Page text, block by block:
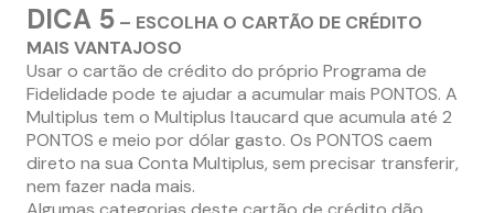
DICA 5 – ESCOLHA O CARTÃO DE CRÉDITO
MAIS VANTAJOSO
Usar o cartão de crédito do próprio Programa de
Fidelidade pode te ajudar a acumular mais PONTOS. A
Multiplus tem o Multiplus Itaucard que acumula até 2
PONTOS e meio por dólar gasto. Os PONTOS caem
direto na sua Conta Multiplus, sem precisar transferir,
nem fazer nada mais.